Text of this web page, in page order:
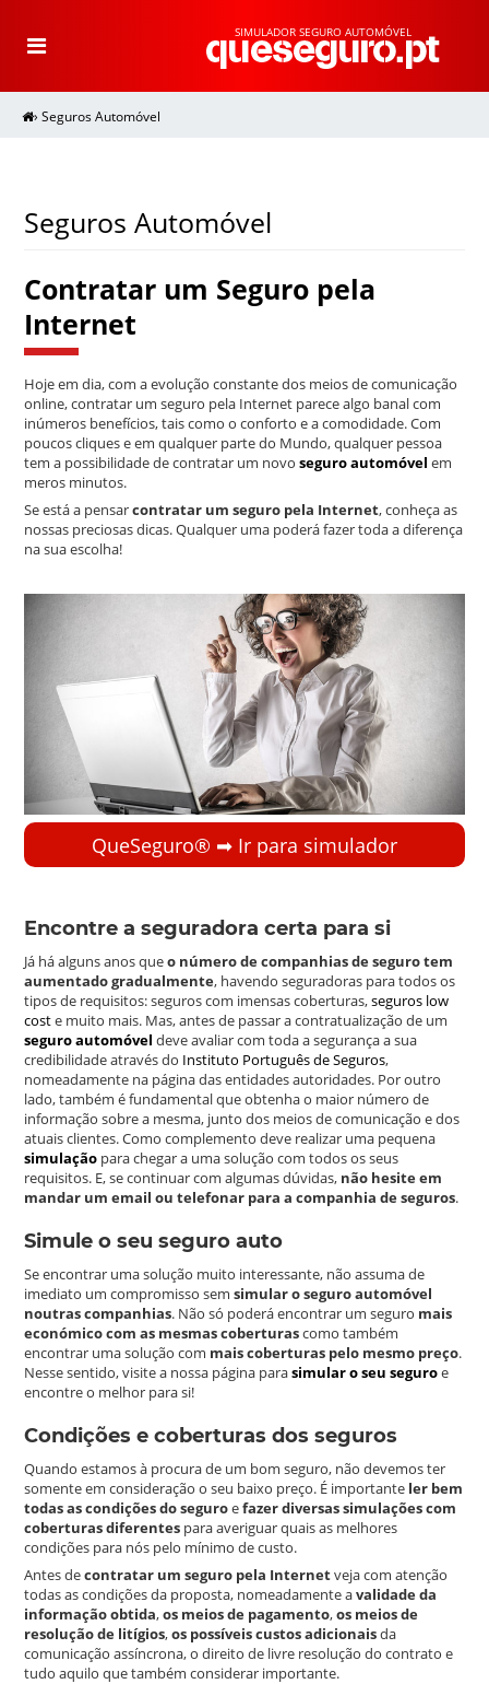
SIMULADOR SEGURO AUTOMÓVEL
T
o
l
n
i
o
n
› Seguros Automóvel
Seguros Automóvel
Contratar um Seguro pela
Internet
Hoje em dia, com a evolução constante dos meios de comunicação
online, contratar um seguro pela Internet parece algo banal com
inúmeros benefícios, tais como o conforto e a comodidade. Com
poucos cliques e em qualquer parte do Mundo, qualquer pessoa
tem a possibilidade de contratar um novoseguro automóvel em
meros minutos.
Se está a pensarcontratar um seguro pela Internet, conheça as
nossas preciosas dicas. Qualquer uma poderá fazer toda a diferença
na sua escolha!
QueSeguro® ➡︎ Ir para simulador
Encontre a seguradora certa para si
Já há alguns anos queo número de companhias de seguro tem
aumentado gradualmente, havendo seguradoras para todos os
tipos de requisitos: seguros com imensas coberturas,seguros low
coste muito mais. Mas, antes de passar a contratualização de um
seguro automóvel deve avaliar com toda a segurança a sua
credibilidade através do Instituto Português de Seguros,
nomeadamente na página das entidades autoridades. Por outro
lado, também é fundamental que obtenha o maior número de
informação sobre a mesma, junto dos meios de comunicação e dos
atuais clientes. Como complemento deve realizar uma pequena
simulação para chegar a uma solução com todos os seus
requisitos. E, se continuar com algumas dúvidas, não hesite em
mandar um email ou telefonar para a companhia de seguros.
Simule o seu seguro auto
Se encontrar uma solução muito interessante, não assuma de
imediato um compromisso sem simular o seguro automóvel
noutras companhias. Não só poderá encontrar um seguro mais
económico com as mesmas coberturascomo também
encontrar uma solução com mais coberturas pelo mesmo preço.
Nesse sentido, visite a nossa página parasimular o seu seguroe
encontre o melhor para si!
Condições e coberturas dos seguros
Quando estamos à procura de um bom seguro, não devemos ter
somente em consideração o seu baixo preço. É importante ler bem
todas as condições do seguroefazer diversas simulações com
coberturas diferentes para averiguar quais as melhores
condições para nós pelo mínimo de custo.
Antes decontratar um seguro pela Internetveja com atenção
todas as condições da proposta, nomeadamente avalidade da
informação obtida,os meios de pagamento,os meios de
resolução de litígios,os possíveis custos adicionaisda
comunicação assíncrona, o direito de livre resolução do contrato e
tudo aquilo que também considerar importante.